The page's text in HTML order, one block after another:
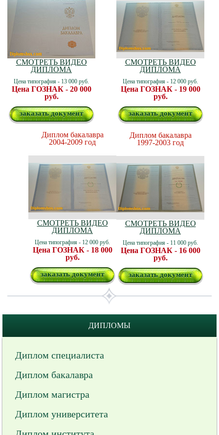
СМОТРЕТЬ ВИДЕО
ДИПЛОМА
Цена типография - 13 000 руб.
Цена ГОЗНАК - 20 000
руб.
заказать документ
СМОТРЕТЬ ВИДЕО
ДИПЛОМА
Цена типография - 12 000 руб.
Цена ГОЗНАК - 19 000
руб.
заказать документ
Диплом бакалавра
2004-2009 год
СМОТРЕТЬ ВИДЕО
ДИПЛОМА
Цена типография - 12 000 руб.
Цена ГОЗНАК - 18 000
руб.
заказать документ
Диплом бакалавра
1997-2003 год
СМОТРЕТЬ ВИДЕО
ДИПЛОМА
Цена типография - 11 000 руб.
Цена ГОЗНАК - 16 000
руб.
заказать документ
ДИПЛОМЫ
Диплом специалиста
Диплом бакалавра
Диплом магистра
Диплом университета